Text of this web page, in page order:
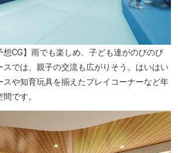
想CG】雨でも楽しめ、子ども達がのびのび
スでは、親子の交流も広がりそう。はいはい
スや知育玩具を揃えたプレイコーナーなど年
です。